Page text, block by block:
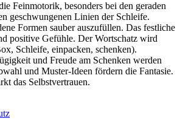
Feinmotorik, besonders bei den geraden
geschwungenen Linien der Schleife.
Formen sauber auszufüllen. Das festliche
positive Gefühle. Der Wortschatz wird
Schleife, einpacken, schenken).
und Freude am Schenken werden
und Muster-Ideen fördern die Fantasie.
das Selbstvertrauen.